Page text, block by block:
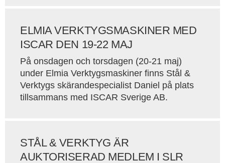
ELMIA VERKTYGSMASKINER MED
ISCAR DEN 19-22 MAJ
På onsdagen och torsdagen (20-21 maj)
under Elmia Verktygsmaskiner finns Stål &
Verktygs skärandespecialist Daniel på plats
tillsammans med ISCAR Sverige AB.
STÅL & VERKTYG ÄR
AUKTORISERAD MEDLEM I SLR